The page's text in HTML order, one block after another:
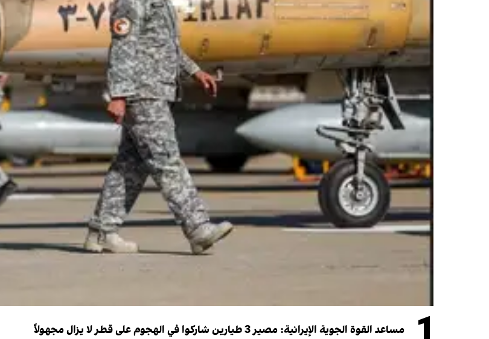
مساعد القوة الجوية الإيرانية: مصير 3 طيارين شاركوا في الهجوم على قطر لا يزال مجهولاً